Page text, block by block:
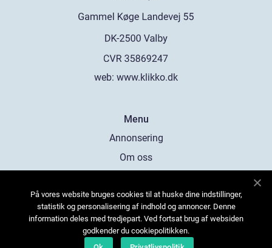
web: www.klikko.dk
Menu
Annonsering
Om oss
Kontakta oss
Sitemap
På vores website bruges cookies til at huske dine indstillinger,
statistik og personalisering af indhold og annoncer. Denne
information deles med tredjepart. Ved fortsat brug af websiden
godkender du cookiepolitikken.